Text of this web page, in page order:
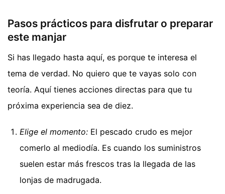
Pasos prácticos para disfrutar o preparar
este manjar
Si has llegado hasta aquí, es porque te interesa el
tema de verdad. No quiero que te vayas solo con
teoría. Aquí tienes acciones directas para que tu
próxima experiencia sea de diez.
Elige el momento: El pescado crudo es mejor
comerlo al mediodía. Es cuando los suministros
suelen estar más frescos tras la llegada de las
lonjas de madrugada.